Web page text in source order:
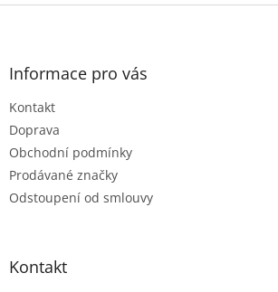
Z
Informace pro vás
Kontakt
Doprava
Obchodní podmínky
Prodávané značky
Odstoupení od smlouvy
Kontakt